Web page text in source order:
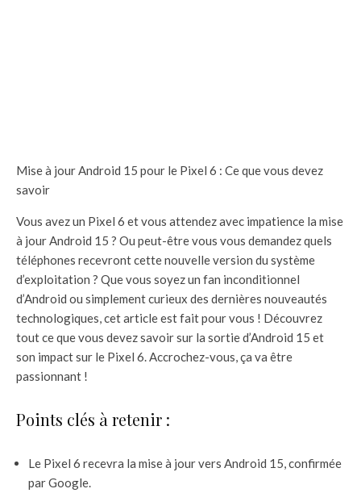
Mise à jour Android 15 pour le Pixel 6 : Ce que vous devez
savoir
Vous avez un Pixel 6 et vous attendez avec impatience la mise
à jour Android 15 ? Ou peut-être vous vous demandez quels
téléphones recevront cette nouvelle version du système
d’exploitation ? Que vous soyez un fan inconditionnel
d’Android ou simplement curieux des dernières nouveautés
technologiques, cet article est fait pour vous ! Découvrez
tout ce que vous devez savoir sur la sortie d’Android 15 et
son impact sur le Pixel 6. Accrochez-vous, ça va être
passionnant !
Points clés à retenir :
Le Pixel 6 recevra la mise à jour vers Android 15, confirmée
par Google.